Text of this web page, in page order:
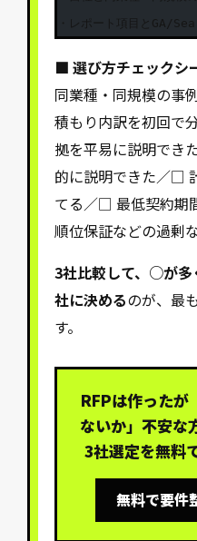
・レポート項目とGA/
■ 選び方チェックシ
同業種・同規模の事
積もり内訳を初回で
拠を平易に説明でき
的に説明できた／□
てる／□ 最低契約期
順位保証などの過剰
3社比較して、○が多
社に決めるのが、最
す。
RFPは作ったが
ないか」不安な
3社選定を無料
無料で要件